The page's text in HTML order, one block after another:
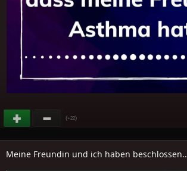
(+22)
Meine Freundin und ich haben beschlossen..